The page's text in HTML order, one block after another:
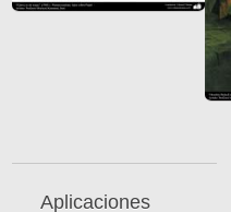
Aplicaciones